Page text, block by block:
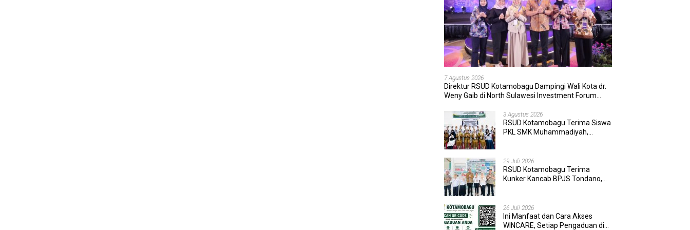
7 Agustus 2026
Direktur RSUD Kotamobagu Dampingi Wali Kota dr.
Weny Gaib di North Sulawesi Investment Forum
3 Agustus 2026
RSUD Kotamobagu Terima Siswa
PKL SMK Muhammadiyah,
29 Juli 2026
RSUD Kotamobagu Terima
Kunker Kancab BPJS Tondano,
26 Juli 2026
Ini Manfaat dan Cara Akses
WINCARE, Setiap Pengaduan di